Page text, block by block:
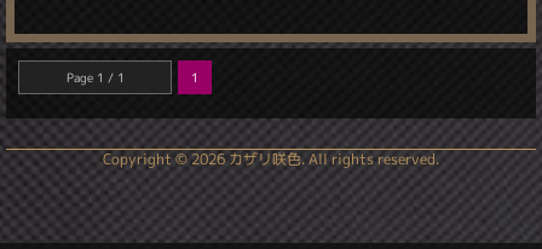
Page 1 / 1 1
Copyright ©2026 カザリ咲色. All rights reserved.